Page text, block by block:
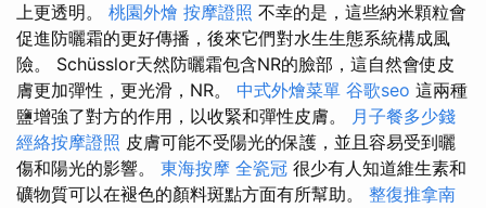
上更透明。 桃園外燴 按摩證照 不幸的是，這些納米顆粒會
促進防曬霜的更好傳播，後來它們對水生生態系統構成風
險。 Schüsslor天然防曬霜包含NR的臉部，這自然會使皮
膚更加彈性，更光滑，NR。 中式外燴菜單 谷歌seo 這兩種
鹽增強了對方的作用，以收緊和彈性皮膚。 月子餐多少錢
經絡按摩證照 皮膚可能不受陽光的保護，並且容易受到曬
傷和陽光的影響。 東海按摩 全瓷冠 很少有人知道維生素和
礦物質可以在褪色的顏料斑點方面有所幫助。 整復推拿南